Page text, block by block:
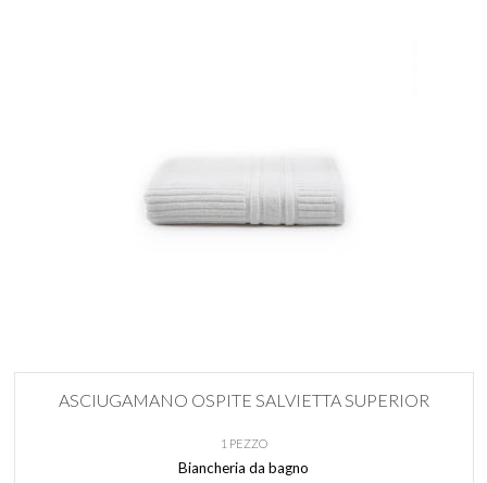
ASCIUGAMANO OSPITE SALVIETTA SUPERIOR
1 PEZZO
Biancheria da bagno